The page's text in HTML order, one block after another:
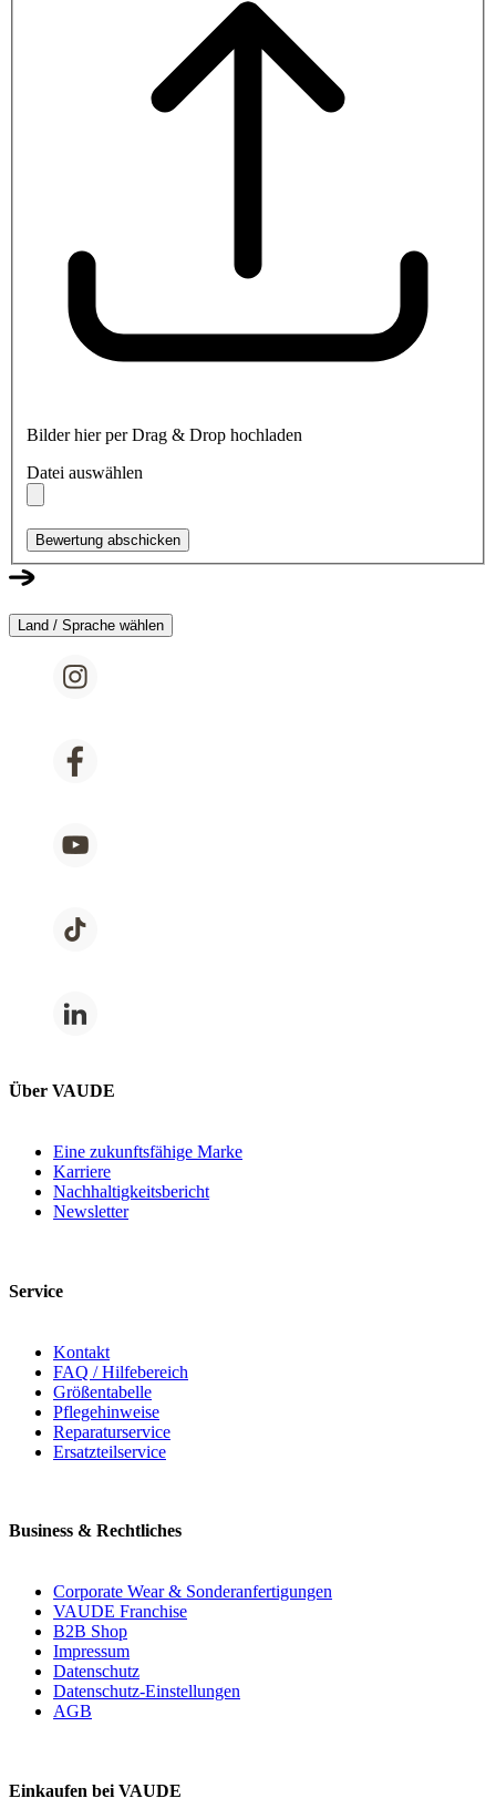
Bilder hier per Drag & Drop hochladen
Datei auswählen
Bewertung abschicken
Land / Sprache wählen
Über VAUDE
Eine zukunftsfähige Marke
Karriere
Nachhaltigkeitsbericht
Newsletter
Service
Kontakt
FAQ / Hilfebereich
Größentabelle
Pflegehinweise
Reparaturservice
Ersatzteilservice
Business & Rechtliches
Corporate Wear & Sonderanfertigungen
VAUDE Franchise
B2B Shop
Impressum
Datenschutz
Datenschutz-Einstellungen
AGB
Einkaufen bei VAUDE